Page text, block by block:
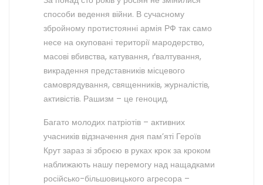
способи ведення війни. В сучасному
збройному протистоянні армія РФ так само
несе на окуповані території мародерство,
масові вбивства, катування, ґвалтування,
викрадення представників місцевого
самоврядування, священників, журналістів,
активістів. Рашизм – це геноцид.
Багато молодих патріотів – активних
учасників відзначення дня пам’яті Героїв
Крут зараз зі зброєю в руках крок за кроком
наближають нашу перемогу над нащадками
російсько-більшовицького агресора –